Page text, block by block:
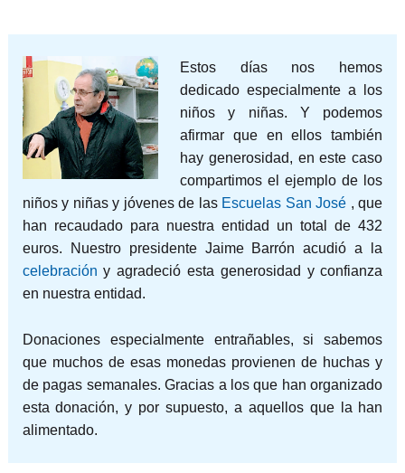
Estos días nos hemos
dedicado especialmente a los
niños y niñas. Y podemos
afirmar que en ellos también
hay generosidad, en este caso
compartimos el ejemplo de los
niños y niñas y jóvenes de las Escuelas San José , que
han recaudado para nuestra entidad un total de 432
euros. Nuestro presidente Jaime Barrón acudió a la
celebración y agradeció esta generosidad y confianza
en nuestra entidad.
Donaciones especialmente entrañables, si sabemos
que muchos de esas monedas provienen de huchas y
de pagas semanales. Gracias a los que han organizado
esta donación, y por supuesto, a aquellos que la han
alimentado.